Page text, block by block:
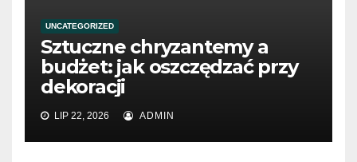
UNCATEGORIZED
Sztuczne chryzantemy a
budżet: jak oszczędzać przy
dekoracji
LIP 22, 2026 ADMIN